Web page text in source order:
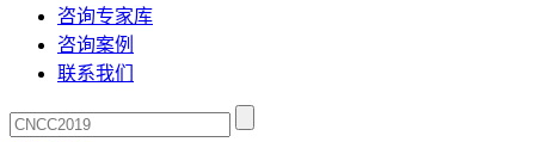
咨询专家库
咨询案例
联系我们